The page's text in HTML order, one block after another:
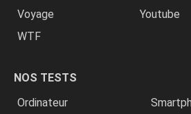
Voyage
Youtube
WTF
NOS TESTS
Ordinateur